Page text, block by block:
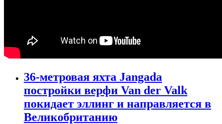
36-метровая яхта Jangada
постройки верфи Van der Valk
покидает эллинг и направляется в
Великобританию